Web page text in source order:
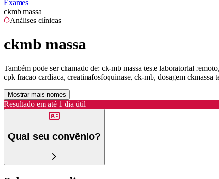
Exames
ckmb massa
Análises clínicas
ckmb massa
Também pode ser chamado de: ck-mb massa teste laboratorial
cpk fracao cardiaca, creatinafosfoquinase, ck-mb, dosagem
Mostrar mais nomes
Resultado em até 1 dia útil
Qual seu convênio?